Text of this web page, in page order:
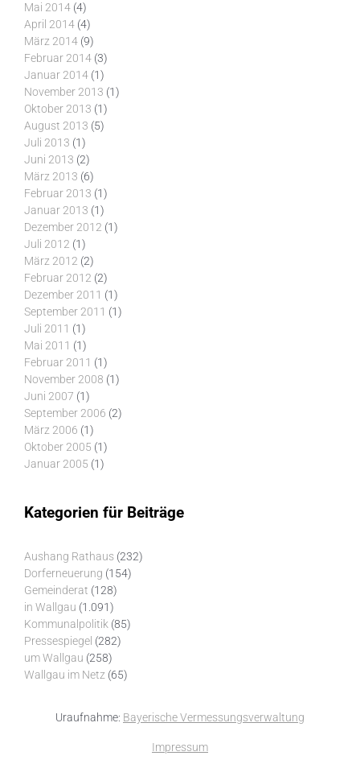
Mai 2014 (4)
April 2014 (4)
März 2014 (9)
Februar 2014 (3)
Januar 2014 (1)
November 2013 (1)
Oktober 2013 (1)
August 2013 (5)
Juli 2013 (1)
Juni 2013 (2)
März 2013 (6)
Februar 2013 (1)
Januar 2013 (1)
Dezember 2012 (1)
Juli 2012 (1)
März 2012 (2)
Februar 2012 (2)
Dezember 2011 (1)
September 2011 (1)
Juli 2011 (1)
Mai 2011 (1)
Februar 2011 (1)
November 2008 (1)
Juni 2007 (1)
September 2006 (2)
März 2006 (1)
Oktober 2005 (1)
Januar 2005 (1)
Kategorien für Beiträge
Aushang Rathaus (232)
Dorferneuerung (154)
Gemeinderat (128)
in Wallgau (1.091)
Kommunalpolitik (85)
Pressespiegel (282)
um Wallgau (258)
Wallgau im Netz (65)
Uraufnahme: Bayerische Vermessungsverwaltung
Impressum